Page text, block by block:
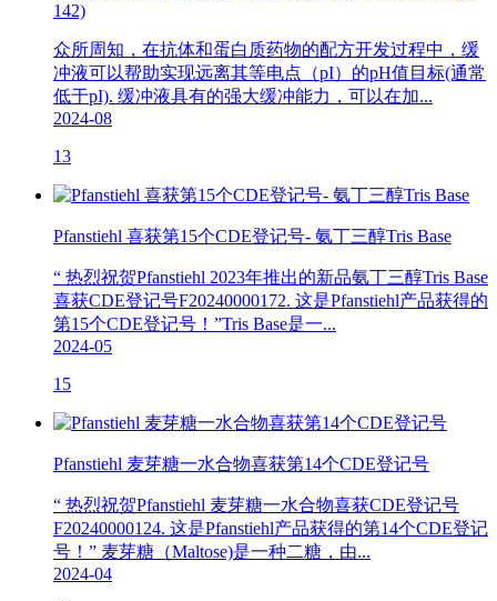
142)
众所周知，在抗体和蛋白质药物的配方开发过程中，缓
冲液可以帮助实现远离其等电点（pI）的pH值目标(通常
低于pI). 缓冲液具有的强大缓冲能力，可以在加...
2024-08
13
Pfanstiehl 喜获第15个CDE登记号- 氨丁三醇Tris Base
“ 热烈祝贺Pfanstiehl 2023年推出的新品氨丁三醇Tris Base
喜获CDE登记号F20240000172. 这是Pfanstiehl产品获得的
第15个CDE登记号！”Tris Base是一...
2024-05
15
Pfanstiehl 麦芽糖一水合物喜获第14个CDE登记号
“ 热烈祝贺Pfanstiehl 麦芽糖一水合物喜获CDE登记号
F20240000124. 这是Pfanstiehl产品获得的第14个CDE登记
号！” 麦芽糖（Maltose)是一种二糖，由...
2024-04